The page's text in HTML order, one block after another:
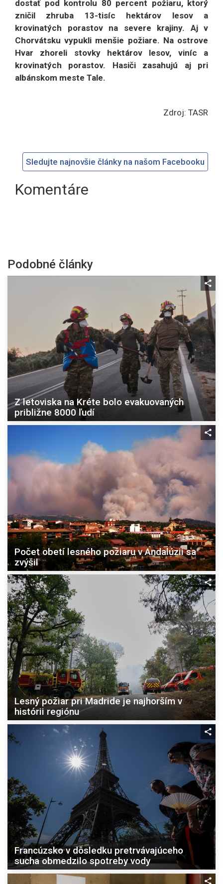
dostať pod kontrolu 80 percent požiaru, ktorý
zničil zhruba 13-tisíc hektárov lesov a
krovinatých porastov na severe krajiny. Aj v
Chorvátsku vypukli menšie požiare. Na ostrove
Hvar zhoreli stovky hektárov lesov, viníc a
krovinatých porastov. Hasiči zasahujú aj pri
albánskom meste Tale.
Zdroj: TASR
Sledujte najnovšie články na našom Facebooku
Komentáre
Podobné články
Z letoviska na Kréte bolo evakuovaných
približne 8000 ľudí
Počet obetí lesného požiaru v Andalúzii sa
zvýšil
Lesný požiar pri Madride je najhorším v
histórii regiónu
Francúzsko v dôsledku pretrvávajúceho
sucha obmedzilo spotreby vody